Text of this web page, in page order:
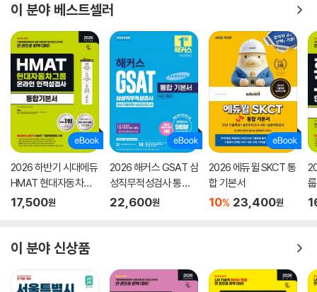
이 분야 베스트셀러
2026 하반기 시대에듀
HMAT 현대자동차그
룹 인적성검사 통합기
17,500원
2026 해커스 GSAT 삼
성직무적성검사 통합
기본서 최신기출유형
22,600원
2026 에듀윌 SKCT 통
합 기본서
10% 23,400원
이 분야 신상품